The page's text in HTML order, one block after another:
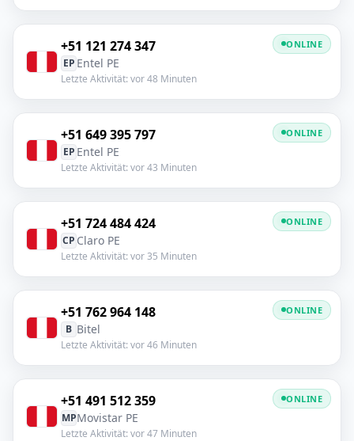
+51 121 274 347
EP Entel PE
Letzte Aktivität: vor 48 Minuten
ONLINE
+51 649 395 797
EP Entel PE
Letzte Aktivität: vor 43 Minuten
ONLINE
+51 724 484 424
CP Claro PE
Letzte Aktivität: vor 35 Minuten
ONLINE
+51 762 964 148
B Bitel
Letzte Aktivität: vor 46 Minuten
ONLINE
+51 491 512 359
MPMovistar PE
Letzte Aktivität: vor 47 Minuten
ONLINE